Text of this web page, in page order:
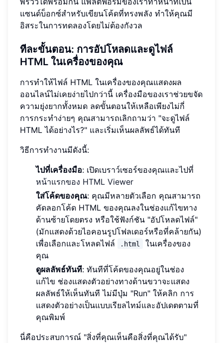
แซนด์บ็อกซ์สำหรับเขียนโค้ดที่ทรงพลัง ทำให้คุณมี
อิสระในการทดลองโดยไม่ต้องกังวล
ทีละขั้นตอน: การอัปโหลดและดูไฟล์
HTML ในเครื่องของคุณ
การทำให้ไฟล์ HTML ในเครื่องของคุณแสดงผล
ออนไลน์ไม่เคยง่ายไปกว่านี้ เครื่องมือของเราช่วยขจัด
ความยุ่งยากทั้งหมด ลดขั้นตอนให้เหลือเพียงไม่กี่
การกระทำง่ายๆ คุณสามารถเลิกถามว่า "จะดูไฟล์
HTML ได้อย่างไร?" และเริ่มเห็นผลลัพธ์ได้ทันที
วิธีการทำงานมีดังนี้:
ไปที่เครื่องมือ: เปิดเบราว์เซอร์ของคุณและไปที่
หน้าแรกของ HTML Viewer
ใส่โค้ดของคุณ: คุณมีหลายตัวเลือก คุณสามารถ
คัดลอกโค้ด HTML ของคุณลงในช่องแก้ไขทาง
ด้านซ้ายโดยตรง หรือใช้ฟังก์ชัน "อัปโหลดไฟล์"
(มักแสดงด้วยไอคอนรูปโฟลเดอร์หรือที่คล้ายกัน)
เพื่อเลือกและโหลดไฟล์
.html
ในเครื่องของ
คุณ
ดูผลลัพธ์ทันที: ทันทีที่โค้ดของคุณอยู่ในช่อง
แก้ไข ช่องแสดงตัวอย่างทางด้านขวาจะแสดง
ผลลัพธ์ให้เห็นทันที ไม่มีปุ่ม "Run" ให้คลิก การ
แสดงตัวอย่างเป็นแบบเรียลไทม์และอัปเดตตามที่
คุณพิมพ์
นี่คือประสบการณ์ "สิ่งที่คุณเห็นคือสิ่งที่คุณได้รับ"